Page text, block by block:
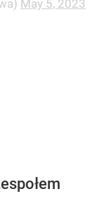
May 5, 2023